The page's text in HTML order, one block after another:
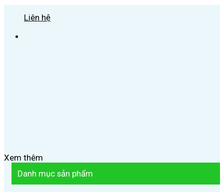
Liên hệ
Xem thêm
Danh mục sản phẩm